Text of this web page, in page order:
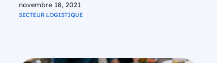
de vélos que d’habitants dans ce…
novembre 18, 2021
SECTEUR LOGISTIQUE